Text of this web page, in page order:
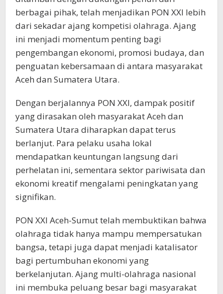
berbagai pihak, telah menjadikan PON XXI lebih
dari sekadar ajang kompetisi olahraga. Ajang
ini menjadi momentum penting bagi
pengembangan ekonomi, promosi budaya, dan
penguatan kebersamaan di antara masyarakat
Aceh dan Sumatera Utara.
Dengan berjalannya PON XXI, dampak positif
yang dirasakan oleh masyarakat Aceh dan
Sumatera Utara diharapkan dapat terus
berlanjut. Para pelaku usaha lokal
mendapatkan keuntungan langsung dari
perhelatan ini, sementara sektor pariwisata dan
ekonomi kreatif mengalami peningkatan yang
signifikan.
PON XXI Aceh-Sumut telah membuktikan bahwa
olahraga tidak hanya mampu mempersatukan
bangsa, tetapi juga dapat menjadi katalisator
bagi pertumbuhan ekonomi yang
berkelanjutan. Ajang multi-olahraga nasional
ini membuka peluang besar bagi masyarakat